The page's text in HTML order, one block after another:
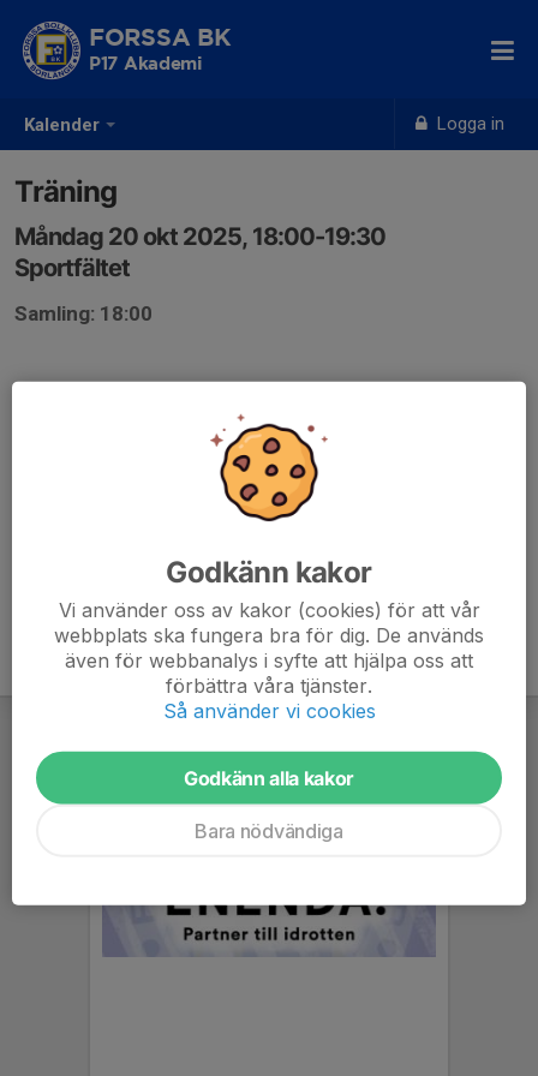
Kalender Logga in
FORSSA BK
P17 Akademi
Träning
Måndag 20 okt 2025, 18:00-19:30
Sportfältet
Samling: 18:00
Godkänn kakor
Vi använder oss av kakor (cookies) för att vår
webbplats ska fungera bra för dig. De används
även för webbanalys i syfte att hjälpa oss att
förbättra våra tjänster.
Så använder vi cookies
Godkänn alla kakor
Bara nödvändiga